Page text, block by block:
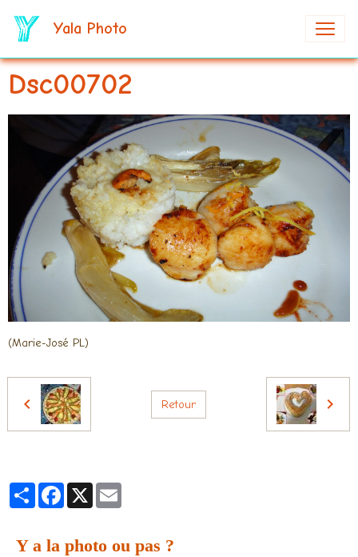
Yala Photo
Dsc00702
(Marie-José PL)
Retour
PartagerFacebook
X
Y a la photo ou pas ?